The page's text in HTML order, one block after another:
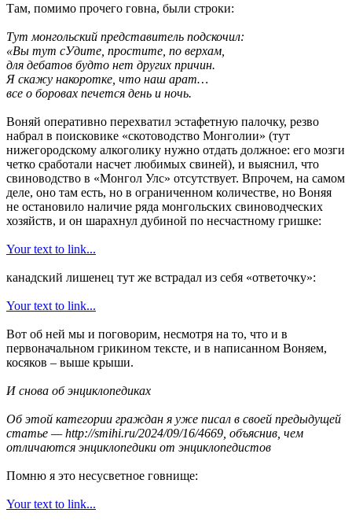
Там, помимо прочего говна, были строки:
Тут монгольский представитель подскочил:
«Вы тут сУдите, простите, по верхам,
для дебатов будто нет других причин.
Я скажу накоротке, что наш арат…
все о боровах печется день и ночь.
Воняй оперативно перехватил эстафетную палочку, резво
набрал в поисковике «скотоводство Монголии» (тут
нижегородскому алкоголику нужно отдать должное: его мозги
четко сработали насчет любимых свиней), и выяснил, что
свиноводство в «Монгол Улс» отсутствует. Впрочем, на самом
деле, оно там есть, но в ограниченном количестве, но Воняя
не остановило наличие ряда монгольских свиноводческих
хозяйств, и он шарахнул дубиной по несчастному гришке:
Your text to link...
канадский лишенец тут же встрадал из себя «ответочку»:
Your text to link...
Вот об ней мы и поговорим, несмотря на то, что и в
первоначальном грикином тексте, и в написанном Воняем,
косяков – выше крыши.
И снова об энциклопедиках
Об этой категории граждан я уже писал в своей предыдущей
статье — httр://sтihi.ru/2024/09/16/4669, объяснив, чем
отличаются энциклопедики от энциклопедистов
Помню я это несусветное говнище:
Your text to link...